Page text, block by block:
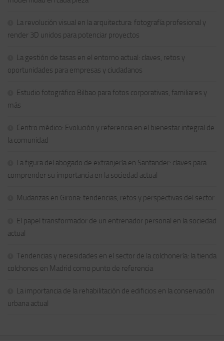
La revolución visual en la arquitectura: fotografía profesional y
render 3D unidos para potenciar proyectos
La gestión de tasas en el entorno actual: claves, retos y
oportunidades para empresas y ciudadanos
Estudio fotográfico Bilbao para fotos corporativas, familiares y
más
Centro médico: Evolución y referencia en el bienestar integral de
la comunidad
La figura del abogado de extranjería en Santander: claves para
comprender su importancia en la sociedad actual
Mudanzas en Girona: tendencias, retos y perspectivas del sector
El papel transformador de un entrenador personal en la sociedad
actual
Tendencias y necesidades en el sector de la colchonería: la tienda
colchones en Madrid como punto de referencia
La importancia de la rehabilitación de edificios en la conservación
urbana actual